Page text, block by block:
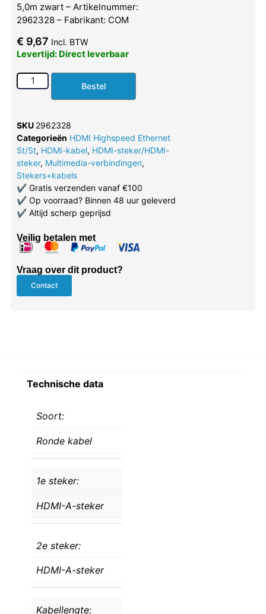
5,0m zwart – Artikelnummer:
2962328 – Fabrikant: COM
€ 9,67 Incl. BTW
Levertijd: Direct leverbaar
Bestel
SKU 2962328
Categorieën HDMI Highspeed Ethernet
St/St, HDMI-kabel, HDMI-steker/HDMI-
steker, Multimedia-verbindingen,
Stekers+kabels
✔Gratis verzenden vanaf €100
✔Op voorraad? Binnen 48 uur geleverd
✔Altijd scherp geprijsd
Veilig betalen met
Vraag over dit product?
Contact
Technische data
Soort:
Ronde kabel
1e steker:
HDMI-A-steker
2e steker:
HDMI-A-steker
Kabellengte: